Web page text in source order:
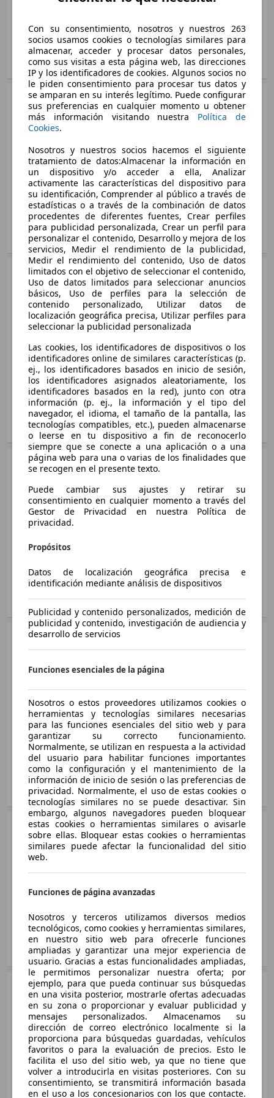
Ø 5.1 l/100km
Insignia 1.6CDTI S&S Selective 136
100 KW (136 PS)
Ø 4.3 l/100km
Insignia 1.6CDTI S&S Selective Aut. 136
100 KW (136 PS)
Ø 5.1 l/100km
19 mostrar más variantes
Ø 6.1 l/100km
Insignia ST 1.5 T XFT S&S Excellence Aut. 165
122 KW (165 PS)
Ø 6.2 l/100km
Insignia ST 1.5 T XFT S&S Innovation 165
122 KW (165 PS)
Ø 6.1 l/100km
Insignia ST 1.5 T XFT S&S Innovation Aut.
165
122 KW (165 PS)
Ø 6.2 l/100km
Insignia ST 1.5 T XFT S&S Ultimate Aut. 165
122 KW (165 PS)
Ø 6.2 l/100km
Insignia ST 1.6 T SHT S&S Innovation Aut.
200
147 KW (200 PS)
Ø 6.2 l/100km
Insignia ST 1.6 T SHT S&S Ultimate Aut. 200
147 KW (200 PS)
Ø 6.2 l/100km
3 mostrar más variantes
Insignia ST 1.6CDTI S&S Business 136 (4.75)
100 KW (136 PS)
Ø 4.5 l/100km
Insignia ST 1.6CDTI S&S Business ecoTEC 110
81 KW (110 PS)
Insignia ST 1.6CDTI S&S Business ecoTEC 110
Euro 6.2
81 KW (110 PS)
Ø 4.3 l/100km
Insignia ST 1.6CDTI S&S Business ecoTEC 136
100 KW (136 PS)
Ø 4.5 l/100km
Insignia ST 1.6CDTI S&S Excellence 136 (4.75)
100 KW (136 PS)
Ø 4.5 l/100km
Insignia ST 1.6CDTI S&S Excellence Aut. 136
100 KW (136 PS)
Ø 4.5 l/100km
Insignia ST 1.6CDTI S&S Excellence ecoTEC
136
100 KW (136 PS)
Ø 4.5 l/100km
Insignia ST 1.6CDTI S&S Innovation 136
100 KW (136 PS)
Ø 4.5 l/100km
Insignia ST 1.6CDTI S&S Innovation Aut. 136
100 KW (136 PS)
Ø 4.5 l/100km
21 mostrar más variantes
Asientos:
5
Maletero:
540 - 1530 litros
Mostrar variantes
SUV/4x4/Pickup
Gasolina
Insignia Country Tourer 1.6 T SHT S&S Aut.
200
147 KW (200 PS)
Ø 6.1 l/100km
Insignia Country Tourer 2.0 S&S Aut. 4x4 260
191 KW (260 PS)
Ø 8.9 l/100km
2017 - 2019
Opel
Insignia Country Tourer Diesel
(L/A/A):
Potencia:
125 - 155 KW (170 - 210 PS)
Puertas:
5
Asientos:
5
Maletero:
540 - 1530 litros
Mostrar variantes
SUV/4x4/Pickup
Diésel
125 KW (170 PS)
Ø 6.5 l/100km
Insignia Country Tourer 2.0CDTI S&S Aut.
170
125 KW (170 PS)
Ø 6.0 l/100km
Insignia Country Tourer 2.0CDTI S&S Aut.
4x4 210
155 KW (210 PS)
Ø 6.0 l/100km
2013 - 2017
Opel Insignia
Medidas
(L/A/A):
desde 4842 x 1858 x 1498 mm
Potencia:
103 - 239 KW (140 - 325 PS)
Puertas:
4 - 5
Asientos:
5
Capacidad de
remolque:
750 - 2000 kg
Mostrar variantes
Sedán
Gasolina
Insignia 1.4T S&S Excellence
103 KW (140 PS)
Ø 5.6 l/100km
Insignia 1.4T S&S Selective
103 KW (140 PS)
Ø 5.6 l/100km
Ø 7.8 l/100km
Insignia 2.8 V6 Turbo OPC
239 KW (325 PS)
Ø 10.6 l/100km
Insignia 2.8 V6 Turbo OPC Aut.
239 KW (325 PS)
Ø 10.7 l/100km
2013 - 2017
Opel
Insignia Country Tourer Diesel
Medidas
(L/A/A):
desde 4920 x 1856 x 1526 mm
Puertas:
Maletero:
540 - 1530 litros
Mostrar variantes
SUV/4x4/Pickup
Diésel
Insignia Country Tourer 1.6CDTI S&S 136
100 KW (136 PS)
Ø 4.7 l/100km
Insignia Country Tourer 2.0CDTI 4x4 Aut.
125 KW (170 PS)
Ø 6.4 l/100km
Insignia Country Tourer 2.0CDTI Bit.4x4 Aut.
143 KW (195 PS)
Ø 6.4 l/100km
125 KW (170 PS)
Insignia Country Tourer 2.0CDTI S&S 4x4 163
120 KW (163 PS)
Ø 5.4 l/100km
Insignia Country Tourer 2.0CDTI S&S 4x4 170
125 KW (170 PS)
Ø 5.6 l/100km
2013 - 2017
(L/A/A):
desde 4842 x 1856 x 1488 mm
Potencia:
88 - 143 KW (120 - 195 PS)
Puertas:
4 - 5
Asientos:
Capacidad de
remolque:
750 - 2000 kg
Mostrar variantes
Sedán
Diésel
Insignia 1.6CDTI S&S Business 120
Ø 3.9 l/100km
Insignia 1.6CDTI S&S Expression 120
88 KW (120 PS)
Ø 4.1 l/100km
Insignia 1.6CDTI S&S Selective 120
88 KW (120 PS)
Ø 3.9 l/100km
Insignia 1.6CDTI Selective Aut. 136
100 KW (136 PS)
2013 - 2017
Opel Insignia Gasolina/Gas
Potencia:
103 KW (140 PS)
Puertas:
4 - 5
Asientos:
5
Mostrar variantes
Sedán
Otros
Insignia 1.4T ecoF. GLP Selective
103 KW (140 PS)
Ø 6.1 l/100km 7.9 m³/100km
2013 - 2017
Opel Insignia Sports Tourer
Medidas
(L/A/A):
desde 4913 x 1858 x 1520 mm
Potencia:
103 - 239 KW (140 - 325 PS)
Puertas:
5
Asientos:
5
Con su consentimiento, nosotros y nuestros 263
socios usamos cookies o tecnologías similares para
almacenar, acceder y procesar datos personales,
como sus visitas a esta página web, las direcciones
IP y los identificadores de cookies. Algunos socios no
le piden consentimiento para procesar tus datos y
se amparan en su interés legítimo. Puede configurar
sus preferencias en cualquier momento u obtener
más información visitando nuestra Política de
Cookies.
Nosotros y nuestros socios hacemos el siguiente
tratamiento de datos:Almacenar la información en
un dispositivo y/o acceder a ella, Analizar
activamente las características del dispositivo para
su identificación, Comprender al público a través de
estadísticas o a través de la combinación de datos
procedentes de diferentes fuentes, Crear perfiles
para publicidad personalizada, Crear un perfil para
personalizar el contenido, Desarrollo y mejora de los
servicios, Medir el rendimiento de la publicidad,
Medir el rendimiento del contenido, Uso de datos
limitados con el objetivo de seleccionar el contenido,
Uso de datos limitados para seleccionar anuncios
básicos, Uso de perfiles para la selección de
contenido personalizado, Utilizar datos de
localización geográfica precisa, Utilizar perfiles para
seleccionar la publicidad personalizada
Las cookies, los identificadores de dispositivos o los
identificadores online de similares características (p.
ej., los identificadores basados en inicio de sesión,
los identificadores asignados aleatoriamente, los
identificadores basados en la red), junto con otra
información (p. ej., la información y el tipo del
navegador, el idioma, el tamaño de la pantalla, las
tecnologías compatibles, etc.), pueden almacenarse
o leerse en tu dispositivo a fin de reconocerlo
siempre que se conecte a una aplicación o a una
página web para una o varias de los finalidades que
se recogen en el presente texto.
Puede cambiar sus ajustes y retirar su
consentimiento en cualquier momento a través del
Gestor de Privacidad en nuestra Política de
privacidad.
Propósitos
Datos de localización geográfica precisa e
identificación mediante análisis de dispositivos
Publicidad y contenido personalizados, medición de
publicidad y contenido, investigación de audiencia y
desarrollo de servicios
Funciones esenciales de la página
Nosotros o estos proveedores utilizamos cookies o
herramientas y tecnologías similares necesarias
para las funciones esenciales del sitio web y para
garantizar su correcto funcionamiento.
Normalmente, se utilizan en respuesta a la actividad
del usuario para habilitar funciones importantes
como la configuración y el mantenimiento de la
información de inicio de sesión o las preferencias de
privacidad. Normalmente, el uso de estas cookies o
tecnologías similares no se puede desactivar. Sin
embargo, algunos navegadores pueden bloquear
estas cookies o herramientas similares o avisarle
sobre ellas. Bloquear estas cookies o herramientas
similares puede afectar la funcionalidad del sitio
web.
Funciones de página avanzadas
Nosotros y terceros utilizamos diversos medios
tecnológicos, como cookies y herramientas similares,
en nuestro sitio web para ofrecerle funciones
ampliadas y garantizar una mejor experiencia de
usuario. Gracias a estas funcionalidades ampliadas,
le permitimos personalizar nuestra oferta; por
ejemplo, para que pueda continuar sus búsquedas
en una visita posterior, mostrarle ofertas adecuadas
en su zona o proporcionar y evaluar publicidad y
mensajes personalizados. Almacenamos su
dirección de correo electrónico localmente si la
proporciona para búsquedas guardadas, vehículos
favoritos o para la evaluación de precios. Esto le
facilita el uso del sitio web, ya que no tiene que
volver a introducirla en visitas posteriores. Con su
consentimiento, se transmitirá información basada
en el uso a los concesionarios con los que contacte.